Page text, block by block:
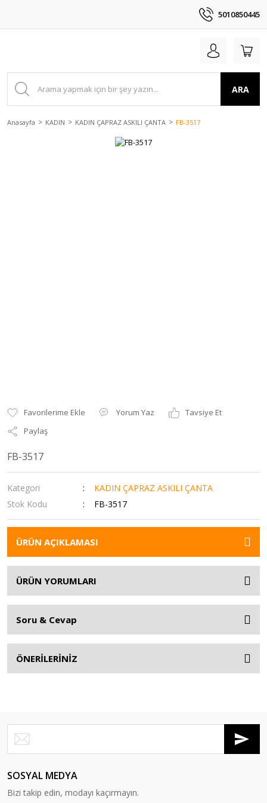
5010850445
ARA
Anasayfa KADIN KADIN ÇAPRAZ ASKILI ÇANTA FB-3517
Yorum Yaz
Tavsiye Et
Paylaş
FB-3517
Kategori
KADIN ÇAPRAZ ASKILI ÇANTA
Stok Kodu
FB-3517
ÜRÜN AÇIKLAMASI
ÜRÜN YORUMLARI
Soru & Cevap
ÖNERİLERİNİZ
SOSYAL MEDYA
Bizi takip edin, modayı kaçırmayın.